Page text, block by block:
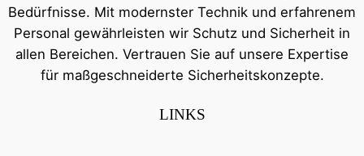
Bedürfnisse. Mit modernster Technik und erfahrenem
Personal gewährleisten wir Schutz und Sicherheit in
allen Bereichen. Vertrauen Sie auf unsere Expertise
für maßgeschneiderte Sicherheitskonzepte.
LINKS